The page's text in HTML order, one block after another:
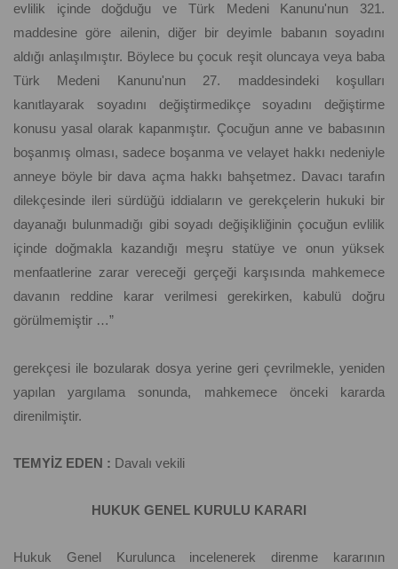
evlilik içinde doğduğu ve Türk Medeni Kanunu'nun 321.
maddesine göre ailenin, diğer bir deyimle babanın soyadını
aldığı anlaşılmıştır. Böylece bu çocuk reşit oluncaya veya baba
Türk Medeni Kanunu'nun 27. maddesindeki koşulları
kanıtlayarak soyadını değiştirmedikçe soyadını değiştirme
konusu yasal olarak kapanmıştır. Çocuğun anne ve babasının
boşanmış olması, sadece boşanma ve velayet hakkı nedeniyle
anneye böyle bir dava açma hakkı bahşetmez. Davacı tarafın
dilekçesinde ileri sürdüğü iddiaların ve gerekçelerin hukuki bir
dayanağı bulunmadığı gibi soyadı değişikliğinin çocuğun evlilik
içinde doğmakla kazandığı meşru statüye ve onun yüksek
menfaatlerine zarar vereceği gerçeği karşısında mahkemece
davanın reddine karar verilmesi gerekirken, kabulü doğru
görülmemiştir …”
gerekçesi ile bozularak dosya yerine geri çevrilmekle, yeniden
yapılan yargılama sonunda, mahkemece önceki kararda
direnilmiştir.
TEMYİZ EDEN : Davalı vekili
HUKUK GENEL KURULU KARARI
Hukuk Genel Kurulunca incelenerek direnme kararının